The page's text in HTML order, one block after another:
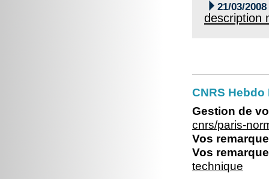
 21/03/2008
description
CNRS
Gestion de
cnrs/paris-
Vos
Vos
technique